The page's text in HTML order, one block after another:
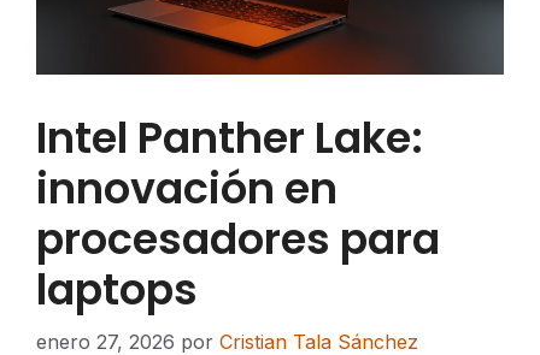
Intel Panther Lake:
innovación en
procesadores para
laptops
enero 27, 2026 por Cristian Tala Sánchez